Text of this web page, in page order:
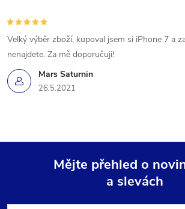
Mars Saturnin
26.5.2021
Velký výběr zboží, kupoval jsem si iPhone 7 a
nenajdete. Za mě doporučuji!
Mějte přehled o
a slevách